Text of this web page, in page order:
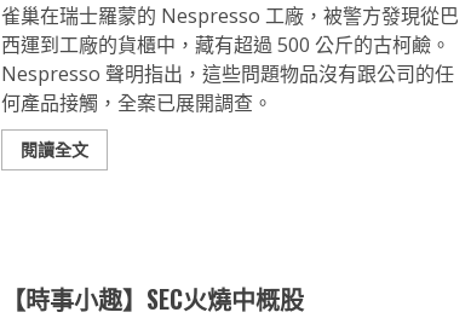
雀巢在瑞士羅蒙的 Nespresso 工廠，被警方發現從巴
西運到工廠的貨櫃中，藏有超過 500 公斤的古柯鹼。
Nespresso 聲明指出，這些問題物品沒有跟公司的任
何產品接觸，全案已展開調查。
閱讀全文
【時事小趣】SEC火燒中概股